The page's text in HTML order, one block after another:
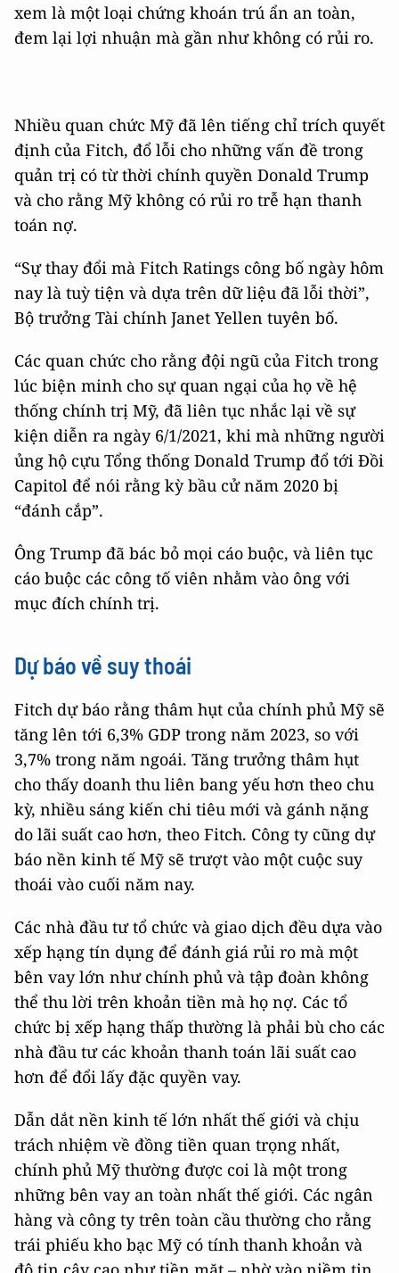
xem là một loại chứng khoán trú ẩn an toàn,
đem lại lợi nhuận mà gần như không có rủi ro.
Nhiều quan chức Mỹ đã lên tiếng chỉ trích quyết
định của Fitch, đổ lỗi cho những vấn đề trong
quản trị có từ thời chính quyền Donald Trump
và cho rằng Mỹ không có rủi ro trễ hạn thanh
toán nợ.
“Sự thay đổi mà Fitch Ratings công bố ngày hôm
nay là tuỳ tiện và dựa trên dữ liệu đã lỗi thời”,
Bộ trưởng Tài chính Janet Yellen tuyên bố.
Các quan chức cho rằng đội ngũ của Fitch trong
lúc biện minh cho sự quan ngại của họ về hệ
thống chính trị Mỹ, đã liên tục nhắc lại về sự
kiện diễn ra ngày 6/1/2021, khi mà những người
ủng hộ cựu Tổng thống Donald Trump đổ tới Đồi
Capitol để nói rằng kỳ bầu cử năm 2020 bị
“đánh cắp”.
Ông Trump đã bác bỏ mọi cáo buộc, và liên tục
cáo buộc các công tố viên nhằm vào ông với
mục đích chính trị.
Dự báo về suy thoái
Fitch dự báo rằng thâm hụt của chính phủ Mỹ sẽ
tăng lên tới 6,3% GDP trong năm 2023, so với
3,7% trong năm ngoái. Tăng trưởng thâm hụt
cho thấy doanh thu liên bang yếu hơn theo chu
kỳ, nhiều sáng kiến chi tiêu mới và gánh nặng
do lãi suất cao hơn, theo Fitch. Công ty cũng dự
báo nền kinh tế Mỹ sẽ trượt vào một cuộc suy
thoái vào cuối năm nay.
Các nhà đầu tư tổ chức và giao dịch đều dựa vào
xếp hạng tín dụng để đánh giá rủi ro mà một
bên vay lớn như chính phủ và tập đoàn không
thể thu lời trên khoản tiền mà họ nợ. Các tổ
chức bị xếp hạng thấp thường là phải bù cho các
nhà đầu tư các khoản thanh toán lãi suất cao
hơn để đổi lấy đặc quyền vay.
Dẫn dắt nền kinh tế lớn nhất thế giới và chịu
trách nhiệm về đồng tiền quan trọng nhất,
chính phủ Mỹ thường được coi là một trong
những bên vay an toàn nhất thế giới. Các ngân
hàng và công ty trên toàn cầu thường cho rằng
trái phiếu kho bạc Mỹ có tính thanh khoản và